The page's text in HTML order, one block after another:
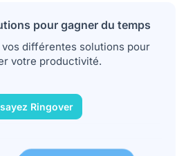
pour gagner du temps
différentes solutions pour
votre productivité.
Ringover